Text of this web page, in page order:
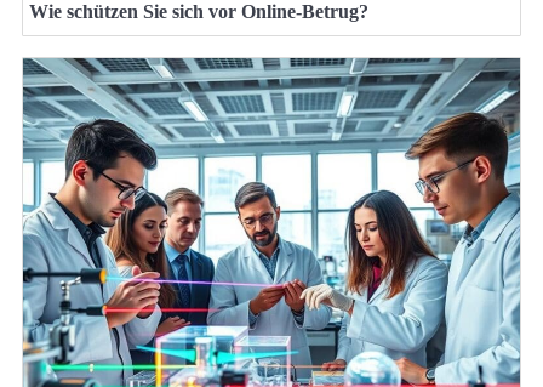
Wie schützen Sie sich vor Online-Betrug?